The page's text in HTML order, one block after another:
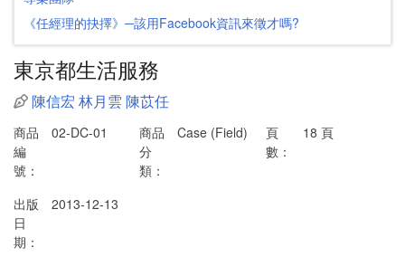
《任經理的抉擇》─該用Facebook資訊來徵才嗎?
東京都生活服務
陳信宏 林月雲 陳苡任
商品
編
號：
02-DC-01
商品
分
類：
Case (Field)
頁
數：
18 頁
出版
日
期：
2013-12-13